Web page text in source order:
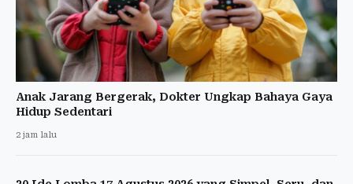
Anak Jarang Bergerak, Dokter Ungkap Bahaya Gaya
Hidup Sedentari
2 jam lalu